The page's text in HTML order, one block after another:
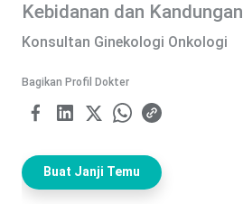
Kebidanan dan Kandungan
Konsultan Ginekologi Onkologi
Bagikan Profil Dokter
Buat Janji Temu